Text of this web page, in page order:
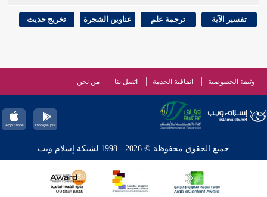
تفسير الآية ترجمة علم عناوين الشجرة تخريج حديث
وثيقة الخصوصية اتفاقية الخدمة اتصل بنا من نحن
جميع الحقوق محفوظة © 2026 - 1998 لشبكة إسلام ويب